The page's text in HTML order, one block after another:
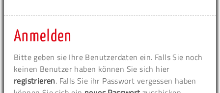
Anmelden
Bitte geben sie Ihre Benutzerdaten ein. Falls Sie noch
keinen Benutzer haben können Sie sich hier
registrieren. Falls Sie ihr Passwort vergessen haben